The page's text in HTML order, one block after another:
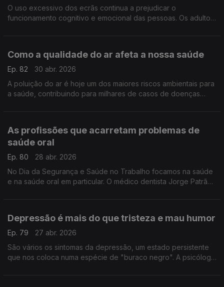
O uso excessivo dos ecrãs continua a prejudicar o
funcionamento cognitivo e emocional das pessoas. Os adultos
Como a qualidade do ar afeta a nossa saúde
Ep. 82
30 abr. 2026
A poluição do ar é hoje um dos maiores riscos ambientais para
a saúde, contribuindo para milhares de casos de doenças
As profissões que acarretam problemas de
saúde oral
Ep. 80
28 abr. 2026
No Dia da Segurança e Saúde no Trabalho focamos na saúde
e na saúde oral em particular. O médico dentista Jorge Patrão
Depressão é mais do que tristeza e mau humor
Ep. 79
27 abr. 2026
São vários os sintomas da depressão, um estado persistente
que nos coloca numa espécie de "buraco negro". A psicóloga